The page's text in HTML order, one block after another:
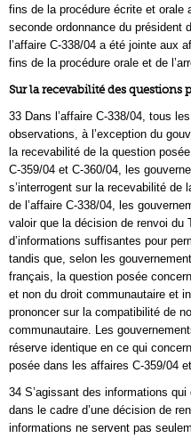
fins de la procédure écrite et orale
seconde ordonnance du président
l’affaire C‑338/04 a été jointe aux
fins de la procédure orale et de
Sur la recevabilité des questions
33 Dans l’affaire C‑338/04, tous
observations, à l’exception du
la recevabilité de la question
C‑359/04 et C‑360/04, les
s’interrogent sur la recevabilité
de l’affaire C‑338/04, les
valoir que la décision de renvoi du
d’informations suffisantes pour
tandis que, selon les
français, la question posée
et non du droit communautaire et
prononcer sur la compatibilité de
communautaire. Les
réserve identique en ce qui
posée dans les affaires C‑359/04
34 S’agissant des informations
dans le cadre d’une décision de
informations ne servent pas